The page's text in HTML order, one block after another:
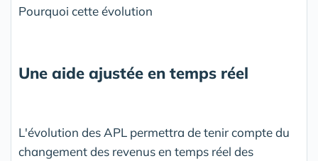
Pourquoi cette évolution
Une aide ajustée en temps réel
L'évolution des APL permettra de tenir compte du
changement des revenus en temps réel des